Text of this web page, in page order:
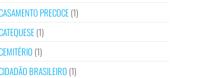
PRECOCE(1)
(1)
(1)
BRASILEIRO (1)